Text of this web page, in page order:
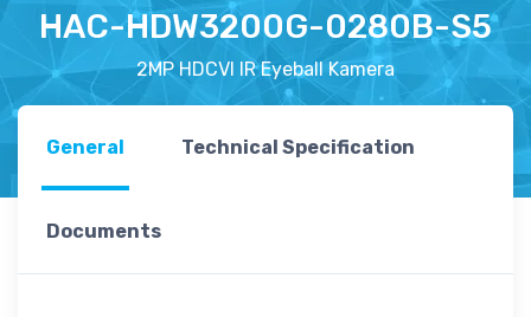
HAC-HDW3200G-0280B-S5
2MP HDCVI IR Eyeball Kamera
General Technical Specification
Documents